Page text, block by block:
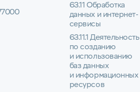
63.11 Обработка
данных и интернет-
сервисы
63.11.1 Деятельность
по созданию
и использованию
баз данных
и информационных
ресурсов